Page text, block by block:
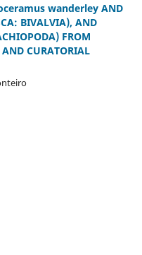
wanderley AND
BIVALVIA), AND
FROM
CURATORIAL